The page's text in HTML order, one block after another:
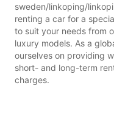
sweden/linkoping/
renting a car for a
to suit your needs from
luxury models. As a
ourselves on providing
short- and long-term
charges.